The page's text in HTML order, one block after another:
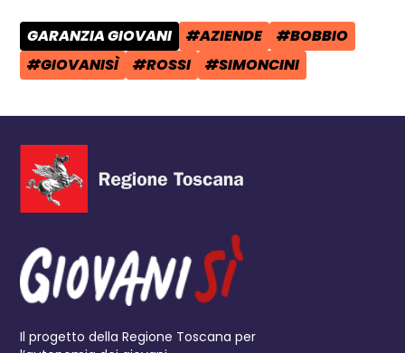
CATEGORIA POST:
GARANZIA GIOVANI TAG:
#AZIENDE TAG:
#BOBBIO
TAG:
#GIOVANISÌ TAG:
#ROSSI TAG:
#SIMONCINI
Il progetto della Regione Toscana per